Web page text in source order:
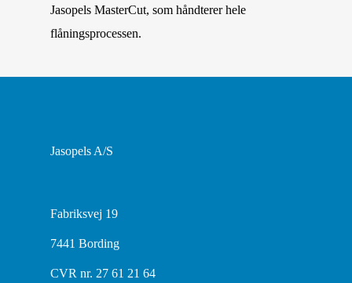
Jasopels MasterCut, som håndterer hele
flåningsprocessen.
Jasopels A/S
Fabriksvej 19
7441 Bording
CVR nr. 27 61 21 64